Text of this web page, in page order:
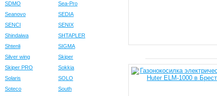
SDMO
Sea-Pro
Seanovo
SEDIA
SENCI
SENIX
Shindaiwa
SHTAPLER
Shtenli
SIGMA
Silver wing
Skiper
Skiper PRO
Sokkia
Solaris
SOLO
Soteco
South